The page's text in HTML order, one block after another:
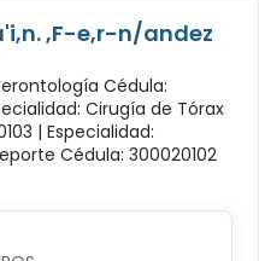
,F-e,r-n/andez
Cédula:
Cirugía de Tórax
| Especialidad:
Cédula: 300020102